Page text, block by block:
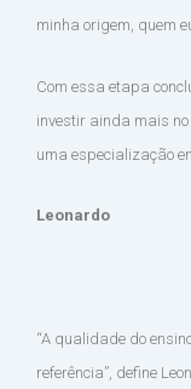
minha origem, quem
Com essa etapa
investir ainda mais no
uma especialização
Leonardo
“A qualidade do
referência”, define